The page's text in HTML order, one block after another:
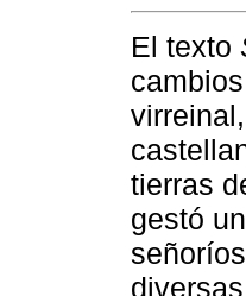
El texto
tierras
gestó